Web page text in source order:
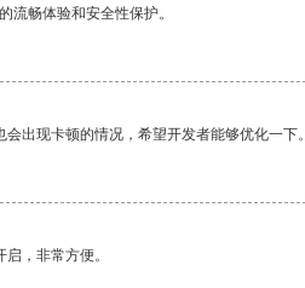
流畅体验和安全性保护。
出现卡顿的情况，希望开发者能够优化一下。
，非常方便。